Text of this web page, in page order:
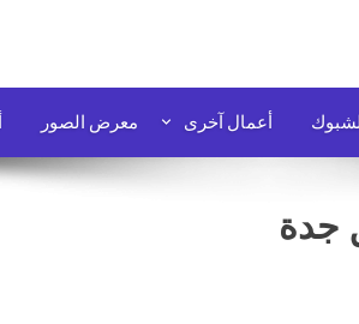
أعمال آخرى معرض الصور
جدة